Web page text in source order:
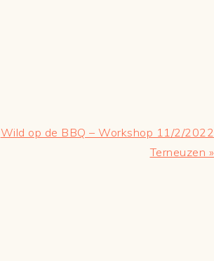
Volgend
Wild op de BBQ – Workshop 11/2/2022
Terneuzen »